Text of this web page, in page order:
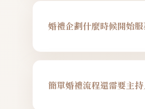
婚禮企劃什麼時候開始服
通常於婚禮前三個月開始，
劃。
簡單婚禮流程還需要主持